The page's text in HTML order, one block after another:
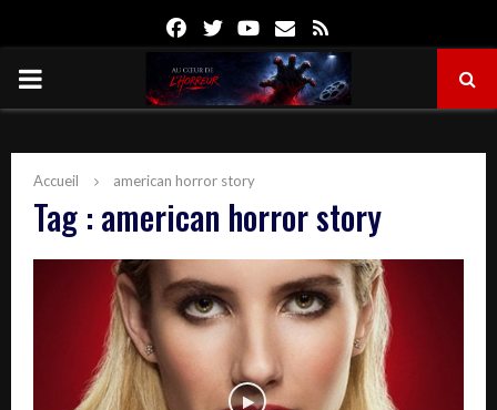
FacebookTwitterYoutube
Email
PRIMARY
Accueil american horror story
Tag : american horror story